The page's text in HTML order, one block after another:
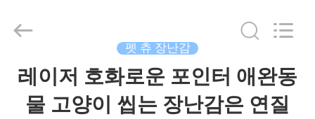
집
2020
Pets2Go
Trading
Co.Ltd.
Reserved.
펫 츄 장난감
레이저 호화로운 포인터 애완동
물 고양이 씹는 장난감은 연질